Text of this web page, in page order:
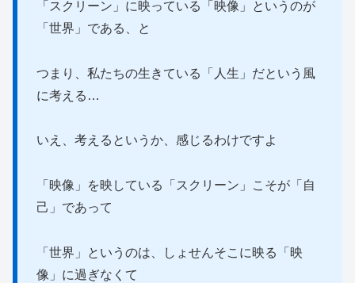
「スクリーン」に映っている「映像」というのが
「世界」である、と
つまり、私たちの生きている「人生」だという風
に考える…
いえ、考えるというか、感じるわけですよ
「映像」を映している「スクリーン」こそが「自
己」であって
「世界」というのは、しょせんそこに映る「映
像」に過ぎなくて